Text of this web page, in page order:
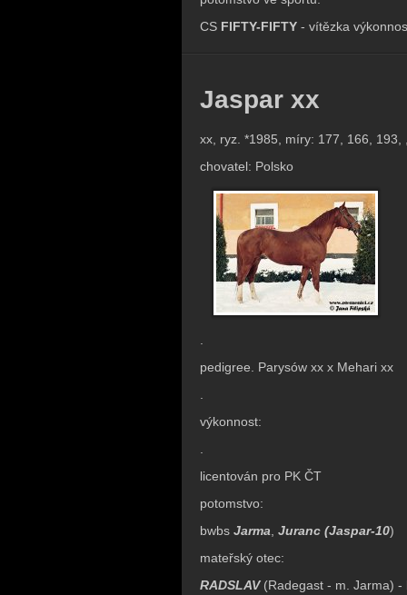
CS FIFTY-FIFTY - vítězka
Jaspar xx
xx, ryz. *1985, míry: 177, 166, 193,
chovatel: Polsko
pedigree. Parysów xx x Mehari xx
výkonnost:
licentován pro PK ČT
potomstvo:
bwbs Jarma Juranc (Jaspar-10)
mateřský otec:
RADSLAV(Radegast - m. Jarma) -